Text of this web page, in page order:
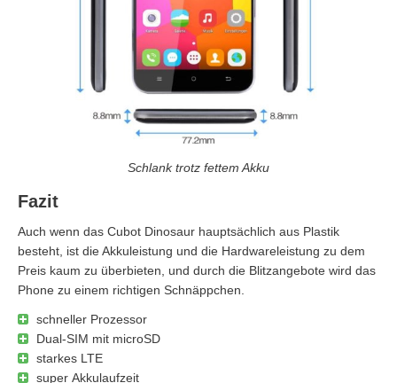
Schlank trotz fettem Akku
Fazit
Auch wenn das Cubot Dinosaur hauptsächlich aus Plastik
besteht, ist die Akkuleistung und die Hardwareleistung zu dem
Preis kaum zu überbieten, und durch die Blitzangebote wird das
Phone zu einem richtigen Schnäppchen.
schneller Prozessor
Dual-SIM mit microSD
starkes LTE
super Akkulaufzeit